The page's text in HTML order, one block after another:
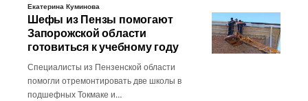
Екатерина Куминова
Шефы из Пензы помогают
Запорожской области
готовиться к учебному году
Специалисты из Пензенской области
помогли отремонтировать две школы в
подшефных Токмаке и…